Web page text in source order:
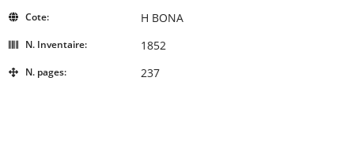
Cote: H BONA
N. Inventaire: 1852
N. pages: 237